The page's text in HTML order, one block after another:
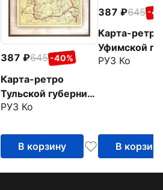
387 645 -40%
Карта-ретро
Тульской губернии
на 1902 год
РУЗ Ко
В корзину
387 645 -
Карта-ретро
Уфимской
на 1902 год
РУЗ Ко
В корзину